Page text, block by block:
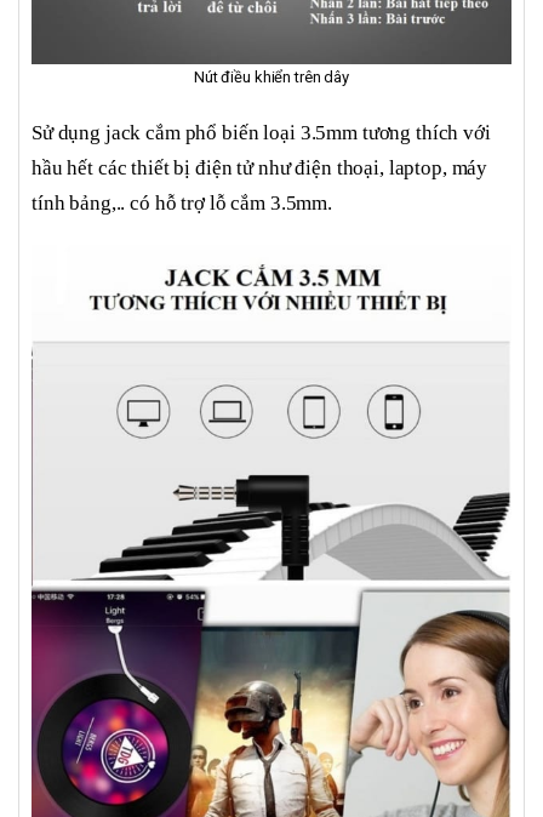
Nút điều khiển trên dây
Sử dụng jack cắm phổ biến loại 3.5mm tương thích với
hầu hết các thiết bị điện tử như điện thoại, laptop, máy
tính bảng,.. có hỗ trợ lỗ cắm 3.5mm.